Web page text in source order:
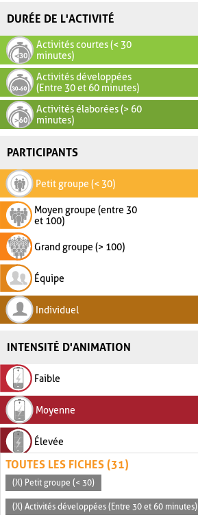
DURÉE DE L'ACTIVITÉ
Activités courtes (< 30
minutes)
Activités développées
(Entre 30 et 60 minutes)
Activités élaborées (> 60
minutes)
PARTICIPANTS
Petit groupe (< 30)
Moyen groupe (entre 30
et 100)
Grand groupe (> 100)
Équipe
Individuel
INTENSITÉ D'ANIMATION
Faible
Moyenne
Élevée
TOUTES LES FICHES (31)
(X) Petit groupe (< 30)
(X) Activités développées (Entre 30 et 60 minutes)